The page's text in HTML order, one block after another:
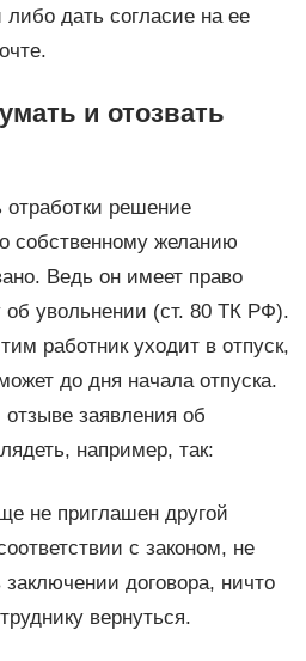
либо дать согласие на ее
и отозвать
отработки решение
собственному желанию
Ведь он имеет право
об увольнении (ст. 80 ТК РФ).
работник уходит в отпуск,
до дня начала отпуска.
заявления об
например, так:
не приглашен другой
с законом, не
договора, ничто
вернуться.